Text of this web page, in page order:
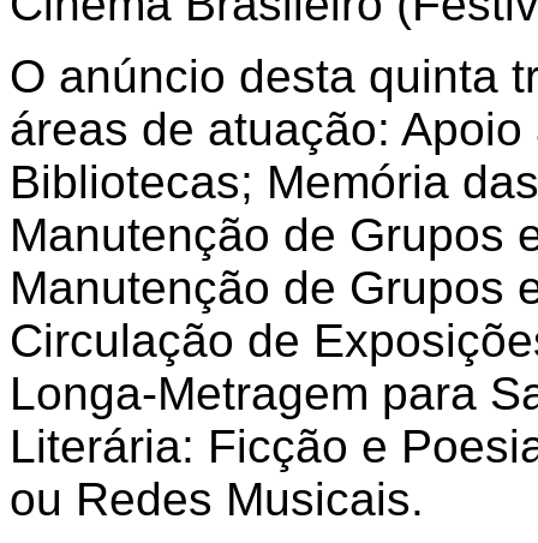
O anúncio desta quinta
áreas de atuação:
Bibliotecas; Memória
Manutenção de Grupos
Manutenção de Grupos
Circulação de
Longa-Metragem para
Literária: Ficção e
ou Redes Musicais.